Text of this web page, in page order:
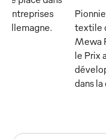
entreprises
Allemagne.
textile
Mewa
le Prix
dans